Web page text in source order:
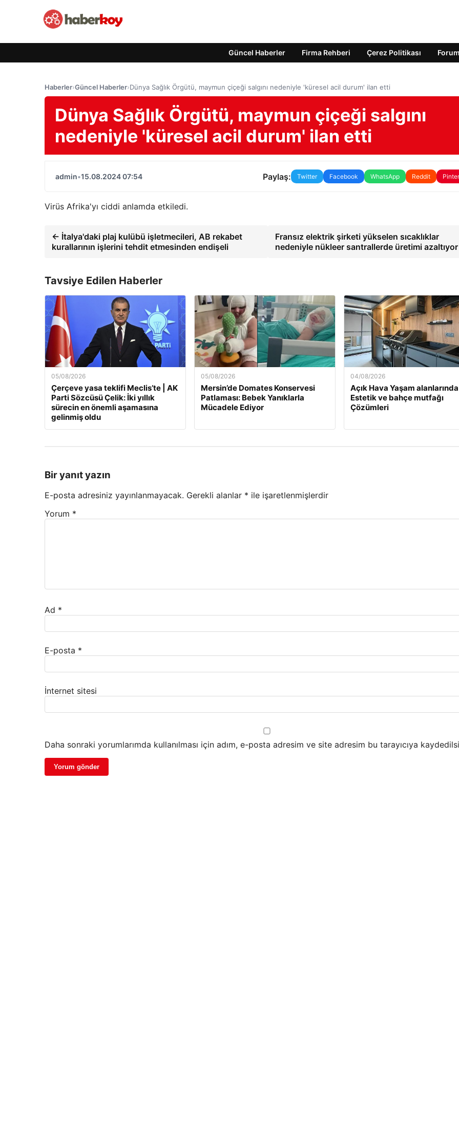
Güncel Haberler Firma Rehberi Çerez Politikası Forum
Haberler›Güncel Haberler›Dünya Sağlık Örgütü, maymun çiçeği salgını nedeniyle 'küresel acil durum' ilan etti
Dünya Sağlık Örgütü, maymun çiçeği salgını
nedeniyle 'küresel acil durum' ilan etti
admin•15.08.2024 07:54 Paylaş: Twitter Facebook WhatsApp Reddit
Virüs Afrika'yı ciddi anlamda etkiledi.
← İtalya'daki plaj kulübü işletmecileri, AB rekabet
kurallarının işlerini tehdit etmesinden endişeli
Fransız elektrik şirketi yükselen sıcaklıklar
nedeniyle nükleer santrallerde üretimi
Tavsiye Edilen Haberler
05/08/2026
Çerçeve yasa teklifi Meclis’te | AK
Parti Sözcüsü Çelik: İki yıllık
sürecin en önemli aşamasına
gelinmiş oldu
05/08/2026
Mersin’de Domates Konservesi
Patlaması: Bebek Yanıklarla
Mücadele Ediyor
04/08/2026
Açık Hava Yaşam alanlarında
Estetik ve bahçe mutfağı
Çözümleri
Bir yanıt yazın
E-posta adresiniz yayınlanmayacak. Gerekli alanlar * ile işaretlenmişlerdir
Yorum *
Ad *
E-posta *
İnternet sitesi
Daha sonraki yorumlarımda kullanılması için adım, e-posta adresim ve site adresim bu tarayıcıya